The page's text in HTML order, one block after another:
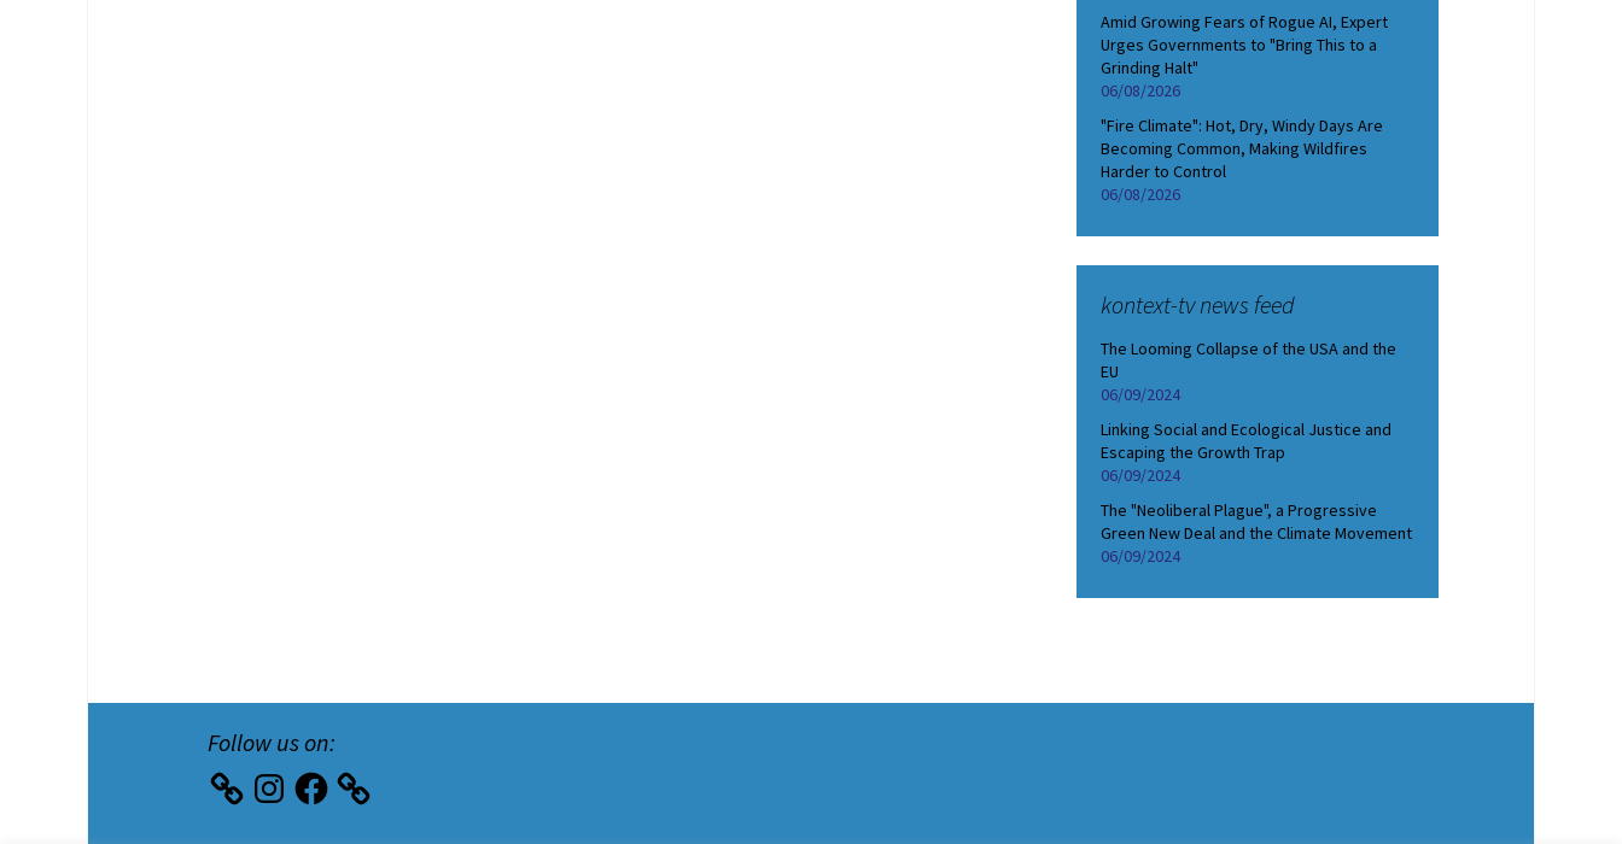
Amid Growing Fears of Rogue AI, Expert
Urges Governments to "Bring This to a
Grinding Halt"
06/08/2026
"Fire Climate": Hot, Dry, Windy Days Are
Becoming Common, Making Wildfires
Harder to Control
06/08/2026
kontext-tv news feed
The Looming Collapse of the USA and the
EU
06/09/2024
Linking Social and Ecological Justice and
Escaping the Growth Trap
06/09/2024
The "Neoliberal Plague", a Progressive
Green New Deal and the Climate Movement
06/09/2024
Follow us on:
InstagramFacebook